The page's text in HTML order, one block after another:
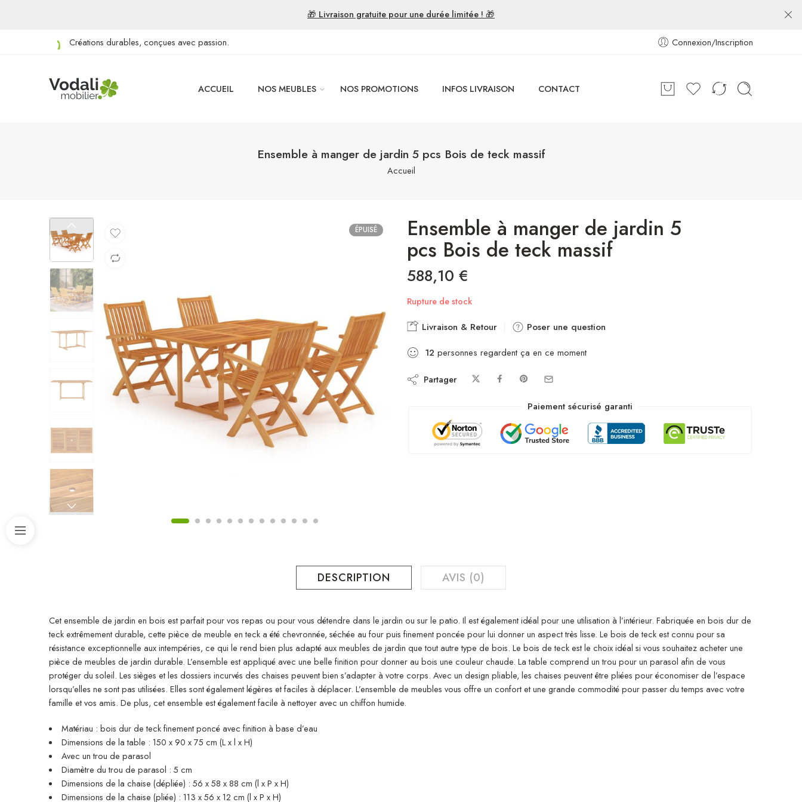
🎁 Livraison gratuite pour une durée limitée ! 🎁
Créations durables, conçues avec passion. Connexion/Inscription
ACCUEIL NOS MEUBLES NOS PROMOTIONS INFOS LIVRAISON CONTACT
Ensemble à manger de jardin 5 pcs Bois de teck massif
Accueil
ÉPUISÉ Ensemble à manger de jardin 5
pcs Bois de teck massif
588,10 €
Rupture de stock
Livraison & Retour
Poser une question
12 personnes regardent ça en ce moment
Partager
Paiement sécurisé garanti
DESCRIPTION AVIS (0)
Cet ensemble de jardin en bois est parfait pour vos repas ou pour vous détendre dans le jardin ou sur le patio. Il est également idéal pour une utilisation à l’intérieur. Fabriquée en bois dur de
teck extrêmement durable, cette pièce de meuble en teck a été chevronnée, séchée au four puis finement poncée pour lui donner un aspect très lisse. Le bois de teck est connu pour sa
résistance exceptionnelle aux intempéries, ce qui le rend bien plus adapté aux meubles de jardin que tout autre type de bois. Le bois de teck est le choix idéal si vous souhaitez acheter une
pièce de meubles de jardin durable. L’ensemble est appliqué avec une belle finition pour donner au bois une couleur chaude. La table comprend un trou pour un parasol afin de vous
protéger du soleil. Les sièges et les dossiers incurvés des chaises peuvent bien s’adapter à votre corps. Avec un design pliable, les chaises peuvent être pliées pour économiser de l’espace
lorsqu’elles ne sont pas utilisées. Elles sont également légères et faciles à déplacer. L’ensemble de meubles vous offre un confort et une grande commodité pour passer du temps avec votre
famille et vos amis. De plus, cet ensemble est également facile à nettoyer avec un chiffon humide.
Matériau : bois dur de teck finement poncé avec finition à base d’eau
Dimensions de la table : 150 x 90 x 75 cm (L x l x H)
Avec un trou de parasol
Diamètre du trou de parasol : 5 cm
Dimensions de la chaise (dépliée) : 56 x 58 x 88 cm (l x P x H)
Dimensions de la chaise (pliée) : 113 x 56 x 12 cm (l x P x H)